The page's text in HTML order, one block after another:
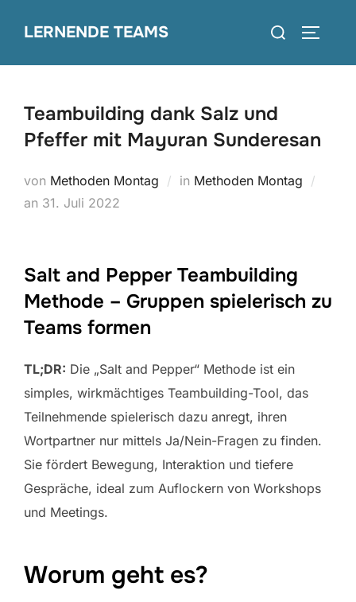
InhaltLERNENDE TEAMS
Suchen
Teambuilding dank Salz und
Pfeffer mit Mayuran Sunderesan
von Methoden Montag in Methoden Montag
an Veröffentlicht
31. Juli 2022
Salt and Pepper Teambuilding
Methode – Gruppen spielerisch zu
Teams formen
TL;DR: Die „Salt and Pepper“ Methode ist ein
simples, wirkmächtiges Teambuilding-Tool, das
Teilnehmende spielerisch dazu anregt, ihren
Wortpartner nur mittels Ja/Nein-Fragen zu finden.
Sie fördert Bewegung, Interaktion und tiefere
Gespräche, ideal zum Auflockern von Workshops
und Meetings.
Worum geht es?